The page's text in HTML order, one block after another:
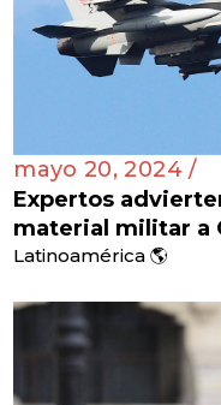
mayo 20, 2024 /
Expertos
material militar a
Latinoamérica 🌎